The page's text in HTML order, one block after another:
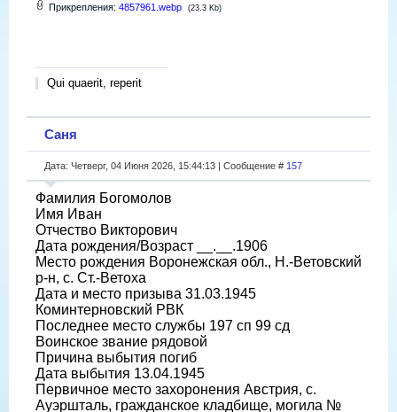
Прикрепления: 4857961.webp (23.3 Kb)
Qui quaerit, reperit
Саня
Дата: Четверг, 04 Июня 2026, 15:44:13 | Сообщение # 157
Фамилия Богомолов
Имя Иван
Отчество Викторович
Дата рождения/Возраст __.__.1906
Место рождения Воронежская обл., Н.-Ветовский
р-н, с. Ст.-Ветоха
Дата и место призыва 31.03.1945
Коминтерновский РВК
Последнее место службы 197 сп 99 сд
Воинское звание рядовой
Причина выбытия погиб
Дата выбытия 13.04.1945
Первичное место захоронения Австрия, с.
Ауэршталь, гражданское кладбище, могила №